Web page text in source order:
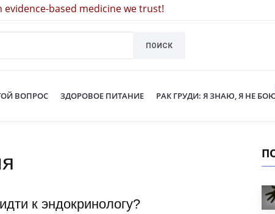
evidence-based medicine we trust!
ПОИСК
ВОПРОС ЗДОРОВОЕ ПИТАНИЕ РАК ГРУДИ: Я ЗНАЮ, Я НЕ
к эндокринологу?